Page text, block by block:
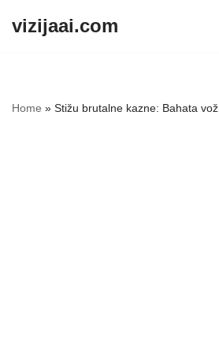
vizijaai.com
Home » Stižu brutalne kazne: Bahata